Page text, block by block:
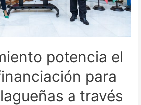
potencia el
para
a través